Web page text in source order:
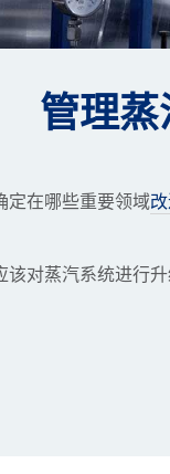
管理
定在哪些重要领域
对蒸汽系统进行